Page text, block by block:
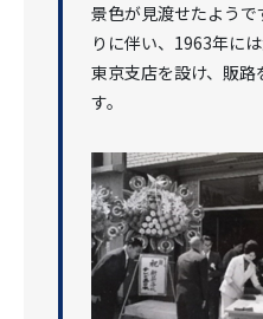
景色が見渡せたよう
りに伴い、1963年に
東京支店を設け、販
す。